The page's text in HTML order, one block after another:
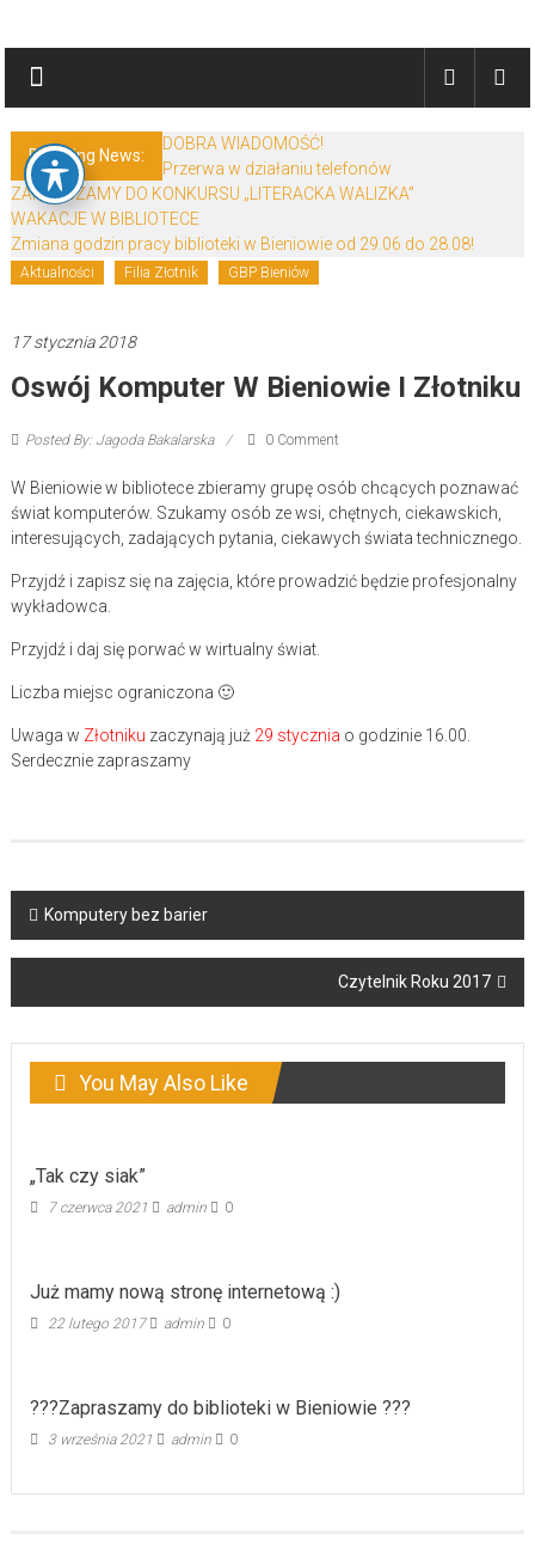
Biblioteki
Gminy
Żary
Biblioteki
Gminy
Żary
to
mieszczący
się
Powiecie
Breaking News:
DOBRA WIADOMOŚĆ!
Przerwa w działaniu telefonów
ZAPRASZAMY DO KONKURSU „LITERACKA WALIZKA”
WAKACJE W BIBLIOTECE
Zmiana godzin pracy biblioteki w Bieniowie od 29.06 do 28.08!
Aktualności Filia Złotnik GBP Bieniów
17 stycznia 2018
Oswój Komputer W Bieniowie I Złotniku
Posted By: Jagoda Bakalarska 0 Comment
W Bieniowie w bibliotece zbieramy grupę osób chcących poznawać
świat komputerów. Szukamy osób ze wsi, chętnych, ciekawskich,
interesujących, zadających pytania, ciekawych świata technicznego.
Przyjdź i zapisz się na zajęcia, które prowadzić będzie profesjonalny
wykładowca.
Przyjdź i daj się porwać w wirtualny świat.
Liczba miejsc ograniczona 🙂
Uwaga w Złotniku zaczynają już 29 stycznia o godzinie 16.00.
Serdecznie zapraszamy
Post
navigation
Komputery bez barier
Czytelnik Roku 2017
You May Also Like
„Tak czy siak”
7 czerwca 2021 admin 0
Już mamy nową stronę internetową :)
22 lutego 2017 admin 0
???Zapraszamy do biblioteki w Bieniowie ???
3 września 2021 admin 0